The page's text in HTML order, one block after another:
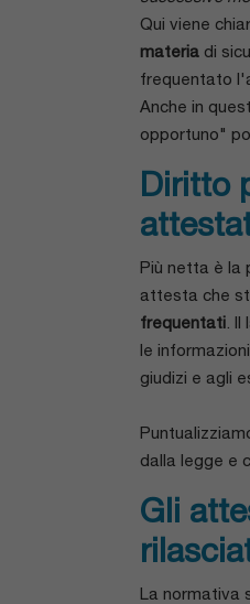
Qui viene
materia di
frequentato
Anche in
opportuno"
Diritto
Più netta è la
attesta che
frequentati .
le
giudizi e agli
dalla legge e
Gli
La normativa